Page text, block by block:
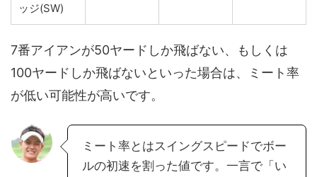
ッジ(SW)
7番アイアンが50ヤードしか飛ばない、もしくは
100ヤードしか飛ばないといった場合は、ミート率
が低い可能性が高いです。
ミート率とはスイングスピードでボー
ルの初速を割った値です。一言で「い